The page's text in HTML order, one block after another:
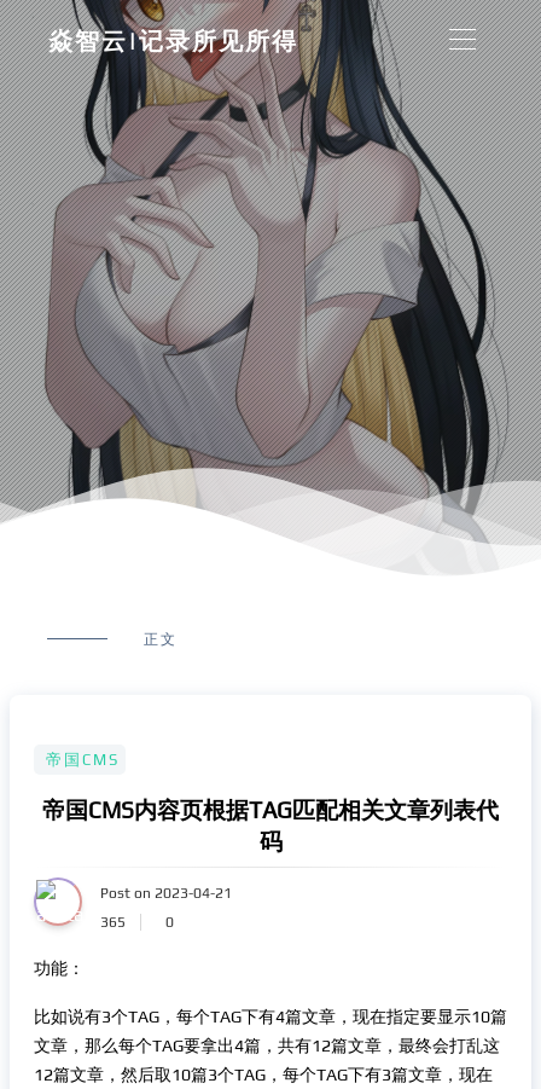
焱智云|记录所见所得
正文
帝国CMS
帝国CMS内容页根据TAG匹配相关文章列表代
码
Post on 2023-04-21
365
0
功能：
比如说有3个TAG，每个TAG下有4篇文章，现在指定要显示10篇
文章，那么每个TAG要拿出4篇，共有12篇文章，最终会打乱这
12篇文章，然后取10篇3个TAG，每个TAG下有3篇文章，现在